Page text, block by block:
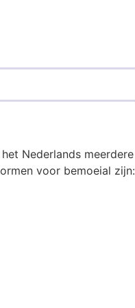
Nederlands meerdere
voor bemoeial zijn: